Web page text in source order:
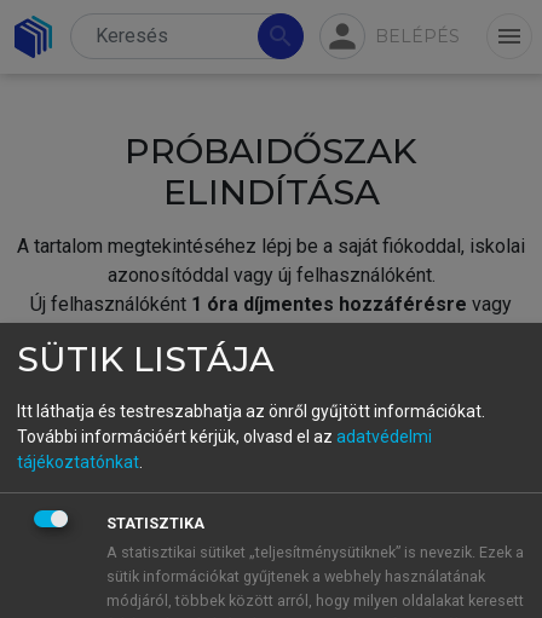
search person BELÉPÉS menu
PRÓBAIDŐSZAK
ELINDÍTÁSA
A tartalom megtekintéséhez lépj be a saját fiókoddal, iskolai
azonosítóddal vagy új felhasználóként.
Új felhasználóként 1 óra díjmentes hozzáférésre vagy
fiókoddal,vagy hozz létre új fiókot.
A regisztráció után apróbaidőszakautomatikusan
BELÉPÉS SAJÁT FIÓKKAL
ÚJ FIÓK LÉTREHOZÁSA
SÜTIK LISTÁJA
Itt láthatja és testreszabhatja az önről gyűjtött információkat.
További információért kérjük, olvasd el az adatvédelmi
tájékoztatónkat
STATISZTIKA
A statisztikai sütiket „teljesítménysütiknek” is nevezik. Ezek a
sütik információkat gyűjtenek a webhely használatának
módjáról, többek között arról, hogy milyen oldalakat keresett